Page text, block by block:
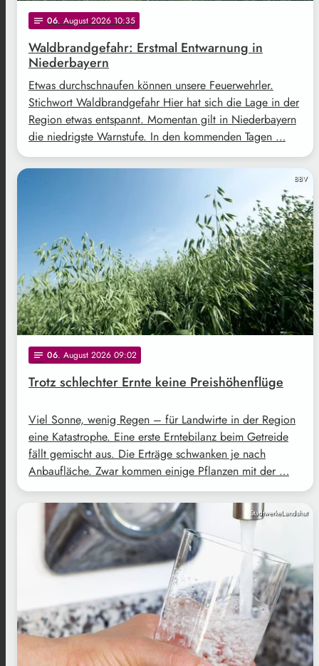
notes 06. August 2026 10:35
Waldbrandgefahr: Erstmal Entwarnung in
Niederbayern
Etwas durchschnaufen können unsere Feuerwehrler.
Stichwort Waldbrandgefahr Hier hat sich die Lage in der
Region etwas entspannt. Momentan gilt in Niederbayern
die niedrigste Warnstufe. In den kommenden Tagen …
BBV
notes 06. August 2026 09:02
Trotz schlechter Ernte keine Preishöhenflüge
Viel Sonne, wenig Regen – für Landwirte in der Region
eine Katastrophe. Eine erste Erntebilanz beim Getreide
fällt gemischt aus. Die Erträge schwanken je nach
Anbaufläche. Zwar kommen einige Pflanzen mit der …
StadtwerkeLandshut